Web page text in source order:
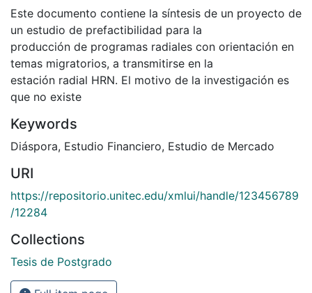
Este documento contiene la síntesis de un proyecto de
un estudio de prefactibilidad para la
producción de programas radiales con orientación en
temas migratorios, a transmitirse en la
estación radial HRN. El motivo de la investigación es
que no existe
Keywords
Diáspora, Estudio Financiero, Estudio de Mercado
URI
https://repositorio.unitec.edu/xmlui/handle/123456789
/12284
Collections
Tesis de Postgrado